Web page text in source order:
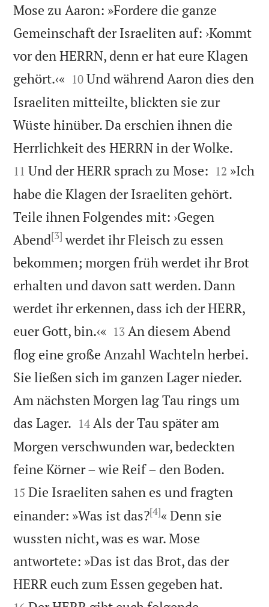
Mose zu Aaron: »Fordere die ganze
Gemeinschaft der Israeliten auf: ›Kommt
vor den HERRN, denn er hat eure Klagen
gehört.‹« 

10 Und während Aaron dies den
Israeliten mitteilte, blickten sie zur
Wüste hinüber. Da erschien ihnen die
Herrlichkeit des HERRN in der Wolke.
11 Und der HERR sprach zu Mose: 

12 »Ich
habe die Klagen der Israeliten gehört.
Teile ihnen Folgendes mit: ›Gegen
Abend[3] werdet ihr Fleisch zu essen
bekommen; morgen früh werdet ihr Brot
erhalten und davon satt werden. Dann
werdet ihr erkennen, dass ich der HERR,
euer Gott, bin.‹« 

13 An diesem Abend
flog eine große Anzahl Wachteln herbei.
Sie ließen sich im ganzen Lager nieder.
Am nächsten Morgen lag Tau rings um
das Lager. 

14 Als der Tau später am
Morgen verschwunden war, bedeckten
feine Körner – wie Reif – den Boden.
15 Die Israeliten sahen es und fragten
einander: »Was ist das?[4]« Denn sie
wussten nicht, was es war. Mose
antwortete: »Das ist das Brot, das der
HERR euch zum Essen gegeben hat.